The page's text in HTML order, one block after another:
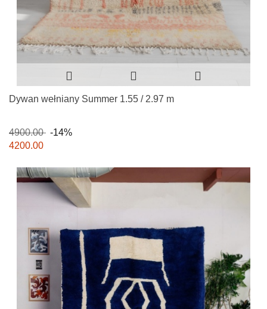
Dywan wełniany Summer 1.55 / 2.97 m
4900.00
-14%
4200.00